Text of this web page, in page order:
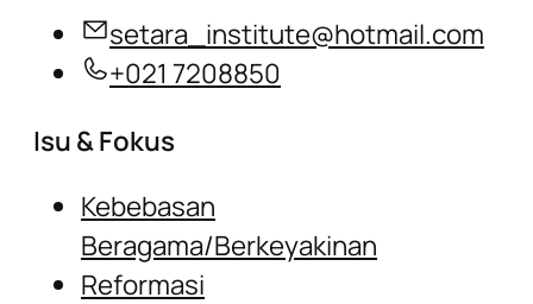
setara_institute@hotmail.com
+021 7208850
Isu & Fokus
Kebebasan
Beragama/Berkeyakinan
Reformasi